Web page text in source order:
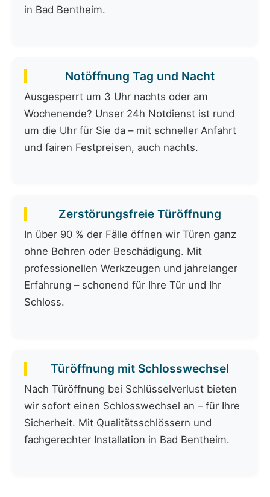
in Bad Bentheim.
Notöffnung Tag und Nacht
Ausgesperrt um 3 Uhr nachts oder am
Wochenende? Unser 24h Notdienst ist rund
um die Uhr für Sie da – mit schneller Anfahrt
und fairen Festpreisen, auch nachts.
Zerstörungsfreie Türöffnung
In über 90 % der Fälle öffnen wir Türen ganz
ohne Bohren oder Beschädigung. Mit
professionellen Werkzeugen und jahrelanger
Erfahrung – schonend für Ihre Tür und Ihr
Schloss.
Türöffnung mit Schlosswechsel
Nach Türöffnung bei Schlüsselverlust bieten
wir sofort einen Schlosswechsel an – für Ihre
Sicherheit. Mit Qualitätsschlössern und
fachgerechter Installation in Bad Bentheim.